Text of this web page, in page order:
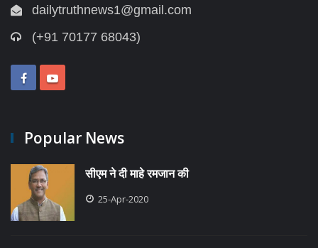
dailytruthnews1@gmail.com
(+91 70177 68043)
Popular News
सीएम ने दी माहे रमजान की
25-Apr-2020